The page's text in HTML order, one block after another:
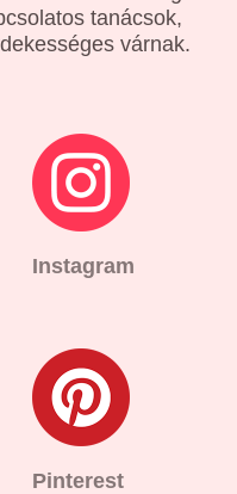
tanácsok,
várnak.
Instagram
Pinterest